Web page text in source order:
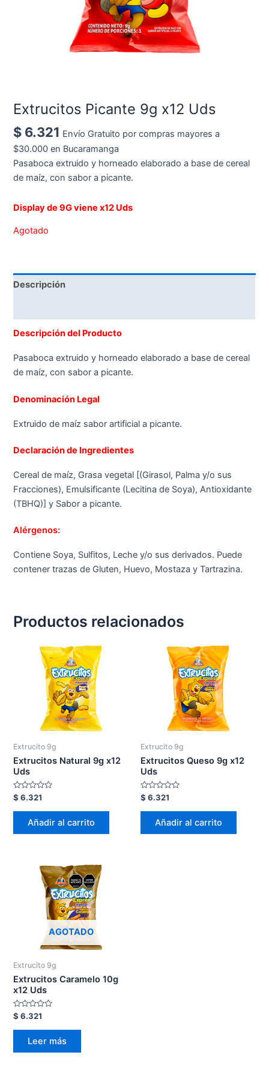
Extrucitos Picante 9g x12 Uds
$ 6.321 Envío Gratuito por compras mayores a
$30.000 en Bucaramanga
Pasaboca extruido y horneado elaborado a base de cereal
de maíz, con sabor a picante.
Display de 9G viene x12 Uds
Agotado
Descripción
Descripción del Producto
Pasaboca extruido y horneado elaborado a base de cereal
de maíz, con sabor a picante.
Denominación Legal
Extruido de maíz sabor artificial a picante.
Declaración de Ingredientes
Cereal de maíz, Grasa vegetal [(Girasol, Palma y/o sus
Fracciones), Emulsificante (Lecitina de Soya), Antioxidante
(TBHQ)] y Sabor a picante.
Alérgenos:
Contiene Soya, Sulfitos, Leche y/o sus derivados. Puede
contener trazas de Gluten, Huevo, Mostaza y Tartrazina.
Productos relacionados
Extrucito 9g
Extrucitos Natural 9g x12
Uds
Valorado
en
0
$ 6.321
Añadir al carrito
Extrucito 9g
Extrucitos Queso 9g x12
Uds
Valorado
en
0
$ 6.321
Añadir al carrito
AGOTADO
Extrucito 9g
Extrucitos Caramelo 10g
x12 Uds
Valorado
en
0
$ 6.321
Leer más